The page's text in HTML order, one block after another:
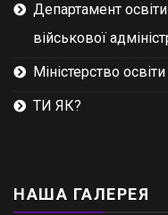
Департамент
військової
Міністерство
ТИ ЯК?
НАША ГАЛЕРЕЯ